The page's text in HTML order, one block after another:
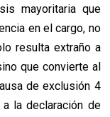
mayoritaria que
en el cargo, no
resulta extraño a
que convierte al
de exclusión 4
la declaración de